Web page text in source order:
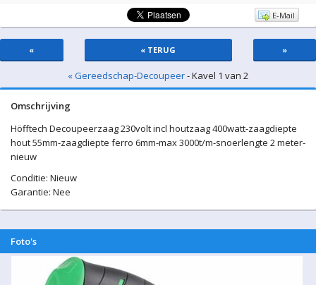
E-Mail
« « TERUG »
« Gereedschap-Decoupeer- Kavel 1 van 2
Omschrijving
Höfftech Decoupeerzaag 230volt incl houtzaag 400watt-zaagdiepte
hout 55mm-zaagdiepte ferro 6mm-max 3000t/m-snoerlengte 2 meter-
nieuw
Conditie: Nieuw
Garantie: Nee
Foto's